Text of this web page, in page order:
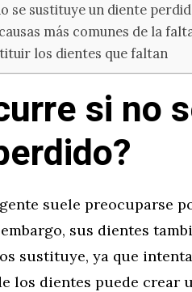
se sustituye un diente
más comunes de la
los dientes que faltan
si no
suele preocuparse
sus dientes
sustituye, ya que
los dientes puede crear